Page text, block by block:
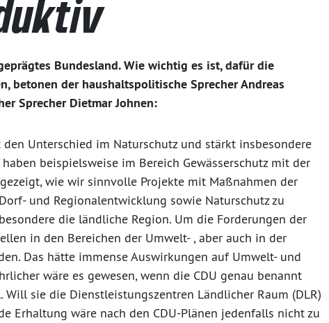
Bundesland. Wie wichtig es ist, dafür die
betonen der haushaltspolitische Sprecher Andreas
Sprecher Dietmar Johnen:
den Unterschied im Naturschutz und stärkt insbesondere
beispielsweise im Bereich Gewässerschutz mit der
wie wir sinnvolle Projekte mit Maßnahmen der
und Regionalentwicklung sowie Naturschutz zu
die ländliche Region. Um die Forderungen der
in den Bereichen der Umwelt- , aber auch in der
Das hätte immense Auswirkungen auf Umwelt- und
wäre es gewesen, wenn die CDU genau benannt
sie die Dienstleistungszentren Ländlicher Raum (DLR)
Erhaltung wäre nach den CDU-Plänen jedenfalls nicht zu